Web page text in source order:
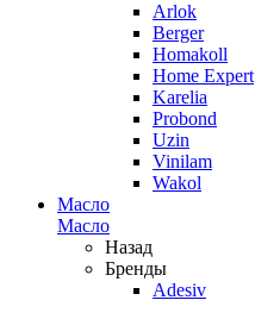
Arlok
Berger
Homakoll
Home Expert
Karelia
Probond
Uzin
Vinilam
Wakol
Масло
Масло
Назад
Бренды
Adesiv